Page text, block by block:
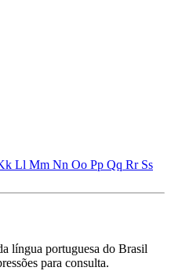
Ll Mm Nn Oo Pp Qq Rr Ss
língua portuguesa do Brasil
para consulta.